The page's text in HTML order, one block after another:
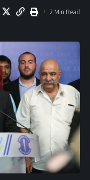
2 Min Read